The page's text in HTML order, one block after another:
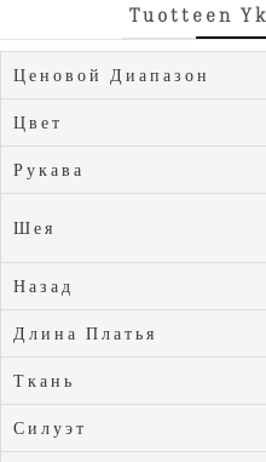
Tuotteen
Ценовой Диапазон
Цвет
Рукава
Шея
Назад
Длина Платья
Ткань
Силуэт